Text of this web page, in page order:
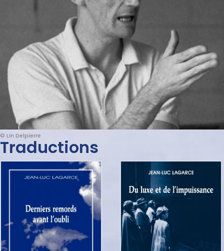
© Lin Delpierre
Traductions